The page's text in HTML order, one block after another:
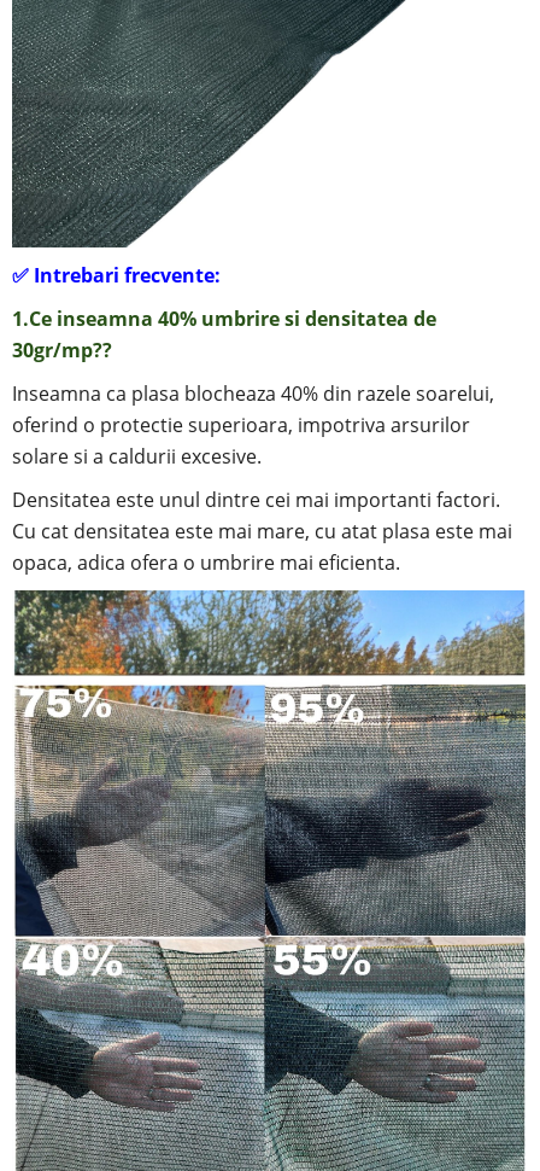
✅ Intrebari frecvente:
1.Ce inseamna 40% umbrire sidensitatea de
30gr/mp??
Inseamna ca plasa blocheaza 40% din razele soarelui,
oferind o protectie superioara, impotriva arsurilor
solare si a caldurii excesive.
Densitatea este unul dintre cei mai importanti factori.
Cu cat densitatea este mai mare, cu atat plasa este mai
opaca, adica ofera o umbrire mai eficienta.